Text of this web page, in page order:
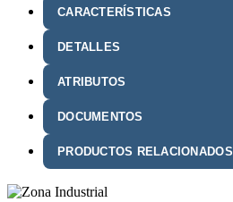
CARACTERÍSTICAS
DETALLES
ATRIBUTOS
DOCUMENTOS
PRODUCTOS RELACIONADOS